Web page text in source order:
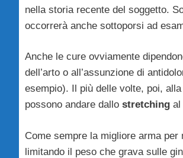
nella storia recente del soggetto.
occorrerà anche sottoporsi ad
Anche le cure ovviamente
dell’arto o all’assunzione di
esempio). Il più delle volte, poi,
possono andare dallo stretching al
Come sempre la migliore arma
limitando il peso che grava sulle